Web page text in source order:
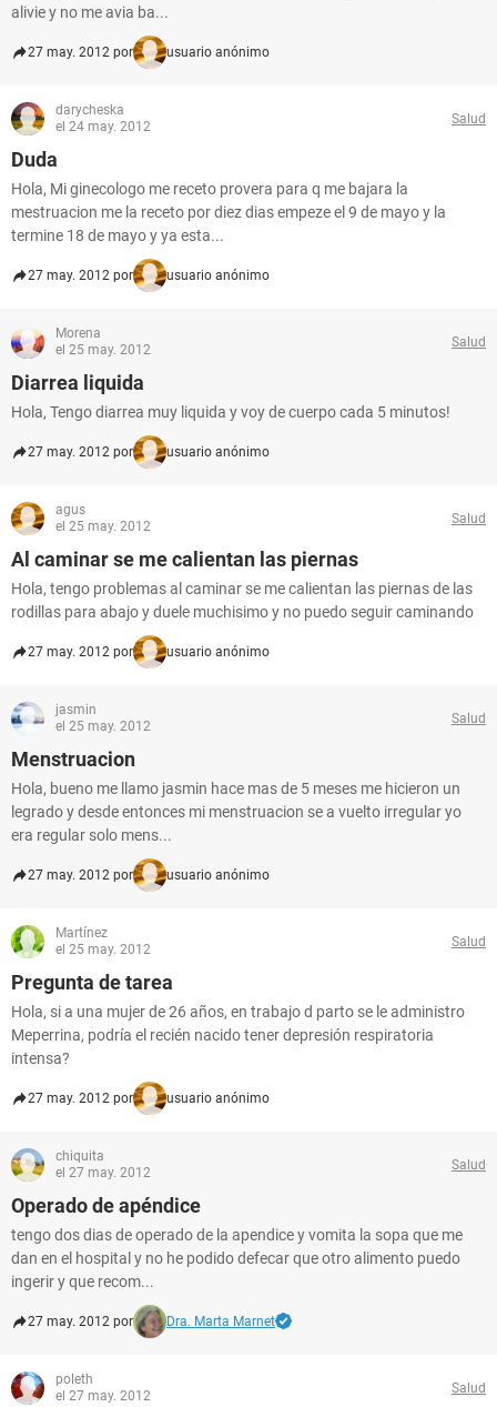
alivie y no me avia ba...
27 may. 2012 por usuario anónimo
darycheska
el 24 may. 2012
Salud
Duda
Hola, Mi ginecologo me receto provera para q me bajara la
mestruacion me la receto por diez dias empeze el 9 de mayo y la
termine 18 de mayo y ya esta...
27 may. 2012 por usuario anónimo
Morena
el 25 may. 2012
Salud
Diarrea liquida
Hola, Tengo diarrea muy liquida y voy de cuerpo cada 5 minutos!
27 may. 2012 por usuario anónimo
agus
el 25 may. 2012
Salud
Al caminar se me calientan las piernas
Hola, tengo problemas al caminar se me calientan las piernas de las
rodillas para abajo y duele muchisimo y no puedo seguir caminando
27 may. 2012 por usuario anónimo
jasmin
el 25 may. 2012
Salud
Menstruacion
Hola, bueno me llamo jasmin hace mas de 5 meses me hicieron un
legrado y desde entonces mi menstruacion se a vuelto irregular yo
era regular solo mens...
27 may. 2012 por usuario anónimo
Martínez
el 25 may. 2012
Salud
Pregunta de tarea
Hola, si a una mujer de 26 años, en trabajo d parto se le administro
Meperrina, podría el recién nacido tener depresión respiratoria
intensa?
27 may. 2012 por usuario anónimo
chiquita
el 27 may. 2012
Salud
Operado de apéndice
tengo dos dias de operado de la apendice y vomita la sopa que me
dan en el hospital y no he podido defecar que otro alimento puedo
ingerir y que recom...
27 may. 2012 por Dra. Marta Marnet
poleth
el 27 may. 2012
Salud